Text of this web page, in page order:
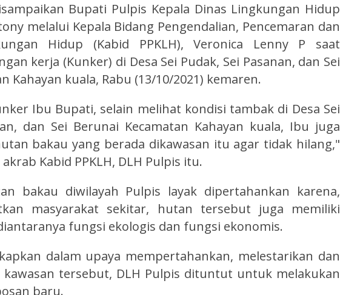
Bupati Pulpis Kepala Dinas Lingkungan Hidup
melalui Kepala Bidang Pengendalian, Pencemaran dan
Hidup (Kabid PPKLH), Veronica Lenny P saat
kerja (Kunker) di Desa Sei Pudak, Sei Pasanan, dan Sei
Kahayan kuala, Rabu (13/10/2021) kemaren.
Ibu Bupati, selain melihat kondisi tambak di Desa Sei
dan Sei Berunai Kecamatan Kahayan kuala, Ibu juga
bakau yang berada dikawasan itu agar tidak hilang,"
Kabid PPKLH, DLH Pulpis itu.
bakau diwilayah Pulpis layak dipertahankan karena,
masyarakat sekitar, hutan tersebut juga memiliki
fungsi ekologis dan fungsi ekonomis.
dalam upaya mempertahankan, melestarikan dan
kawasan tersebut, DLH Pulpis dituntut untuk melakukan
baru.